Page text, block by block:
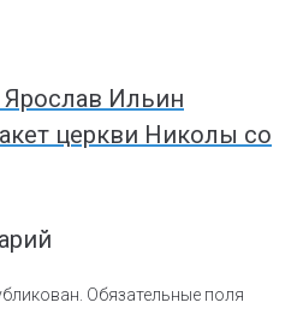
Ярослав Ильин
церкви Николы со
Обязательные поля